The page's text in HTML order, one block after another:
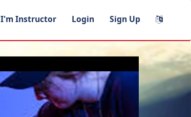
I'm Instructor Login Sign Up